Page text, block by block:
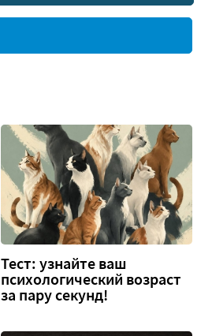
Тест: узнайте ваш
психологический возраст
за пару секунд!